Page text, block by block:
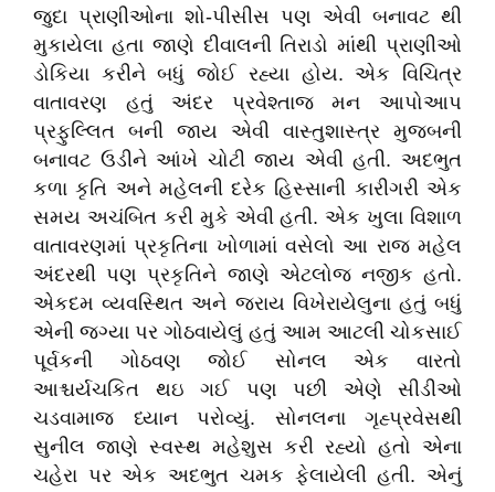
જુદા પ્રાણીઓના શો-પીસીસ પણ એવી બનાવટ થી
મુકાયેલા હતા જાણે દીવાલની તિરાડો માંથી પ્રાણીઓ
ડોકિયા કરીને બધું જોઈ રહ્યા હોય. એક વિચિત્ર
વાતાવરણ હતું અંદર પ્રવેશ્તાજ મન આપોઆપ
પ્રફુલ્લિત બની જાય એવી વાસ્તુશાસ્ત્ર મુજબની
બનાવટ ઉડીને આંખે ચોટી જાય એવી હતી. અદભુત
કળા કૃતિ અને મહેલની દરેક હિસ્સાની કારીગરી એક
સમય અચંબિત કરી મુકે એવી હતી. એક ખુલા વિશાળ
વાતાવરણમાં પ્રકૃતિના ખોળામાં વસેલો આ રાજ મહેલ
અંદરથી પણ પ્રકૃતિને જાણે એટલોજ નજીક હતો.
એકદમ વ્યવસ્થિત અને જરાય વિખેરાયેલુના હતું બધું
એની જગ્યા પર ગોઠવાયેલું હતું આમ આટલી ચોકસાઈ
પૂર્વકની ગોઠવણ જોઈ સોનલ એક વારતો
આશ્ચર્યચકિત થઇ ગઈ પણ પછી એણે સીડીઓ
ચડવામાજ ધ્યાન પરોવ્યું. સોનલના ગૃહ્પ્રવેસથી
સુનીલ જાણે સ્વસ્થ મહેશુસ કરી રહ્યો હતો એના
ચહેરા પર એક અદભુત ચમક ફેલાયેલી હતી. એનું